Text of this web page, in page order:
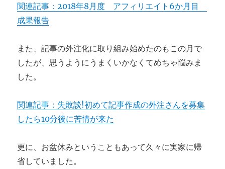
関連記事：2018年8月度 アフィリエイト6か月目
成果報告
また、記事の外注化に取り組み始めたのもこの月で
したが、思うようにうまくいかなくてめちゃ悩みま
した。
関連記事：失敗談!初めて記事作成の外注さんを募集
したら10分後に苦情が来た
更に、お盆休みということもあって久々に実家に帰
省していました。